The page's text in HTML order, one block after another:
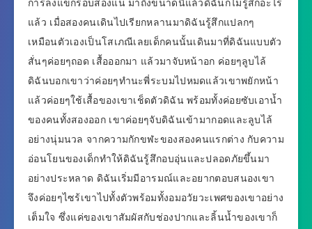
การลงแขกรอบสองแน่ มาถึงขนาดนี้แล้วดิฉันก็ไม่รู้สึกอะไร
แล้ว เมื่อสองคนเดินไปเรียกหลานมาดิฉันรู้สึกแปลกๆ
เหมือนตัวเองเป็นโสเภณีเลยเด็กคนนั้นเดินมาที่ดิฉันแบบตัว
สั่นๆค่อยๆถอด เสื้อออกมา แล้วมาจับหน้าอก ค่อยๆลูบไล้
ดิฉันบอกเขาว่าค่อยๆทำนะพี่ระบมไปหมดแล้วเขาพยักหน้า
แล้วค่อยๆใช้เสื้อของเขาเช็ดตัวดิฉัน พร้อมทั้งค่อยซับเอาน้ำ
ของคนทั้งสองออก เขาค่อยๆจับดิฉันเข้ามากอดและลูบไล้
อย่างนุ่มนวล จากความกักขฬะของสองคนแรกต่าง กับความ
อ่อนโยนของเด็กทำให้ดิฉันรู้สึกอบอุ่นและปลอดภัยขึ้นมา
อย่างประหลาด ดิฉันเริ่มมีอารมณ์และอยากตอบสนองเขา
จึงค่อยๆไซร้เขาไปทั้งตัวพร้อมทั้งอมอวัยวะเพศของเขาอย่าง
เต็มใจ ซึ่งแค่ของเขาสัมผัสกับช่องปากและลิ้นน้ำของเขาก็